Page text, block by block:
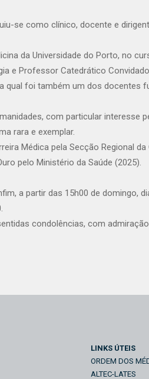
se como clínico, docente e
da Universidade do Porto, no
e Professor Catedrático
qual foi também um dos docentes
com particular interesse
rara e exemplar.
Médica pela Secção Regional da
pelo Ministério da Saúde (2025).
a partir das 15h00 de domingo,
condolências, com
LINKS ÚTEIS
ORDEM DOS
ALTEC-LATES